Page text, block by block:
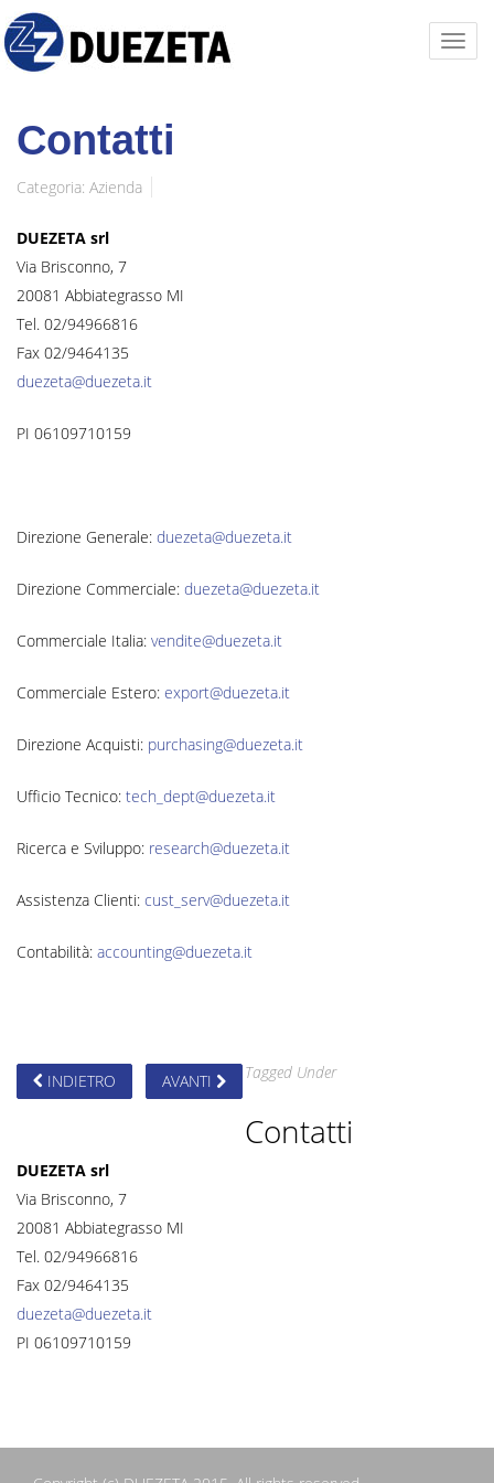
Contatti
Categoria: Azienda
DUEZETA srl
Via Brisconno, 7
20081 Abbiategrasso MI
Tel. 02/94966816
Fax 02/9464135
duezeta@duezeta.it
PI 06109710159
Direzione Generale: duezeta@duezeta.it
Direzione Commerciale: duezeta@duezeta.it
Commerciale Italia: vendite@duezeta.it
Commerciale Estero: export@duezeta.it
Direzione Acquisti: purchasing@duezeta.it
Ufficio Tecnico: tech_dept@duezeta.it
Ricerca e Sviluppo: research@duezeta.it
Assistenza Clienti: cust_serv@duezeta.it
Contabilità: accounting@duezeta.it
Tagged Under
INDIETRO AVANTI
Contatti
DUEZETA srl
Via Brisconno, 7
20081 Abbiategrasso MI
Tel. 02/94966816
Fax 02/9464135
duezeta@duezeta.it
PI 06109710159